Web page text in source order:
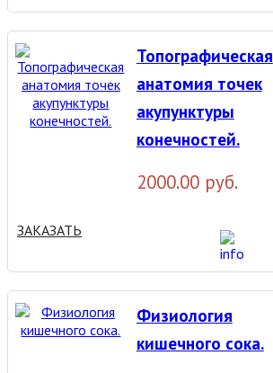
Топографическая
анатомия точек
акупунктуры
конечностей.
2000.00 руб.
ЗАКАЗАТЬ
Физиология
кишечного сока.